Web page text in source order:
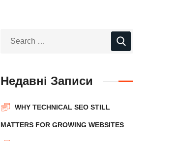
Недавні Записи
WHY TECHNICAL SEO STILL
MATTERS FOR GROWING WEBSITES